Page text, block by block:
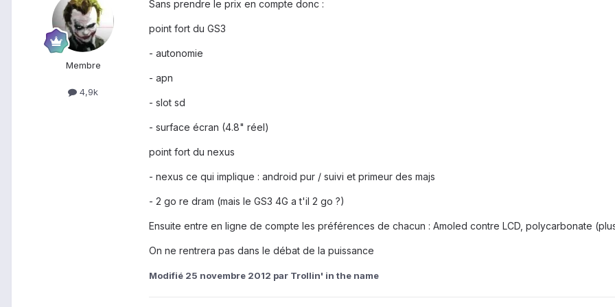
Membre
4,9k
Sans prendre le prix en compte donc :
point fort du GS3
- autonomie
- apn
- slot sd
- surface écran (4.8" réel)
point fort du nexus
- nexus ce qui implique : android pur / suivi et primeur des majs
- 2 go re dram (mais le GS3 4G a t'il 2 go ?)
Ensuite entre en ligne de compte les préférences de chacun : Amoled contre LCD, polycarbonate
On ne rentrera pas dans le débat de la puissance
Modifié 25 novembre 2012 par Trollin' in the name